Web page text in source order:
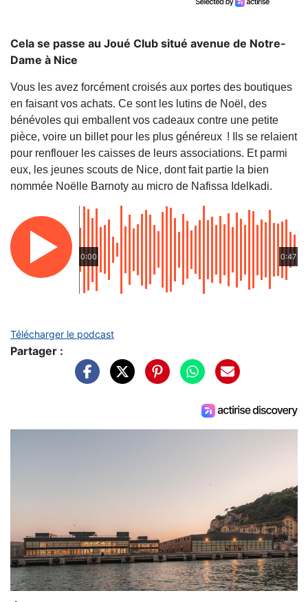
Cela se passe au Joué Club situé avenue de Notre-
Dame à Nice
Vous les avez forcément croisés aux portes des boutiques
en faisant vos achats. Ce sont les lutins de Noël, des
bénévoles qui emballent vos cadeaux contre une petite
pièce, voire un billet pour les plus généreux ! Ils se relaient
pour renflouer les caisses de leurs associations. Et parmi
eux, les jeunes scouts de Nice, dont fait partie la bien
nommée Noëlle Barnoty au micro de Nafissa Idelkadi.
0:00 0:47
Télécharger le podcast
Partager :